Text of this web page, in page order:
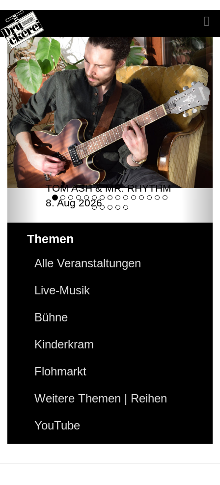
TOM ASH & MR. RHYTHM
8. Aug 2026
Themen
Alle Veranstaltungen
Live-Musik
Bühne
Kinderkram
Flohmarkt
Weitere Themen | Reihen
YouTube